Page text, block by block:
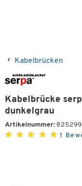
Kabelbrücken
Kabelbrücke
dunkelgrau
Artikelnummer:
1